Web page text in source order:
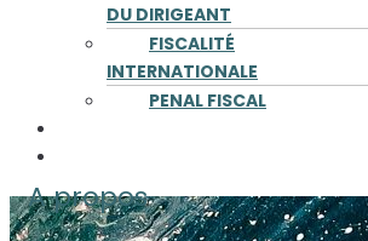
DU DIRIGEANT
FISCALITÉ
INTERNATIONALE
PENAL FISCAL
A propos